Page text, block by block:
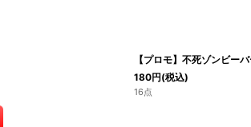
【プロモ】不死ゾンビー
180円(税込)
16点